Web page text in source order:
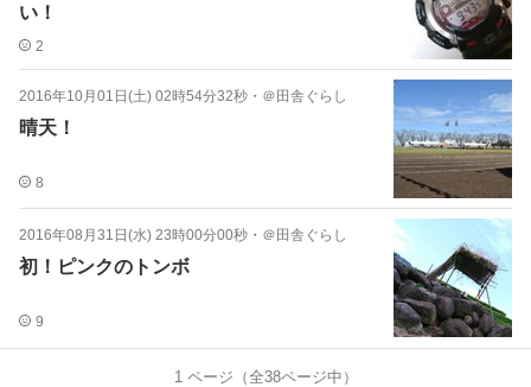
い！
2
2016年10月01日(土) 02時54分32秒 ・ ＠田舎ぐらし
晴天！
8
2016年08月31日(水) 23時00分00秒 ・ ＠田舎ぐらし
初！ピンクのトンボ
9
1ページ（全38ページ中）